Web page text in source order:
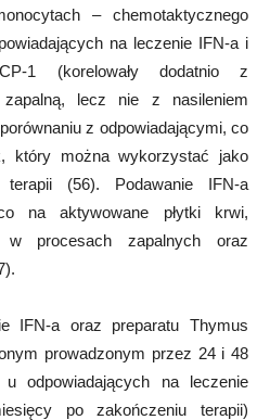
– chemotaktycznego
na leczenie IFN-a i
1 (korelowały dodatnio z
zapalną, lecz nie z nasileniem
z odpowiadającymi, co
który można wykorzystać jako
terapii (56). Podawanie IFN-a
na aktywowane płytki krwi,
w procesach zapalnych oraz
IFN-a oraz preparatu Thymus
prowadzonym przez 24 i 48
u odpowiadających na leczenie
po zakończeniu terapii)